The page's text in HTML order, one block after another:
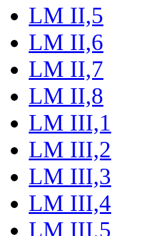
LM II,5
LM II,6
LM II,7
LM II,8
LM III,1
LM III,2
LM III,3
LM III,4
LM III,5